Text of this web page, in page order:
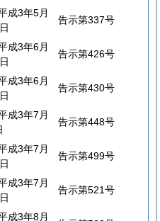
成3年5月
告示第337号
成3年6月
告示第426号
成3年6月
告示第430号
成3年7月
告示第448号
成3年7月
告示第499号
成3年7月
告示第521号
成3年8月